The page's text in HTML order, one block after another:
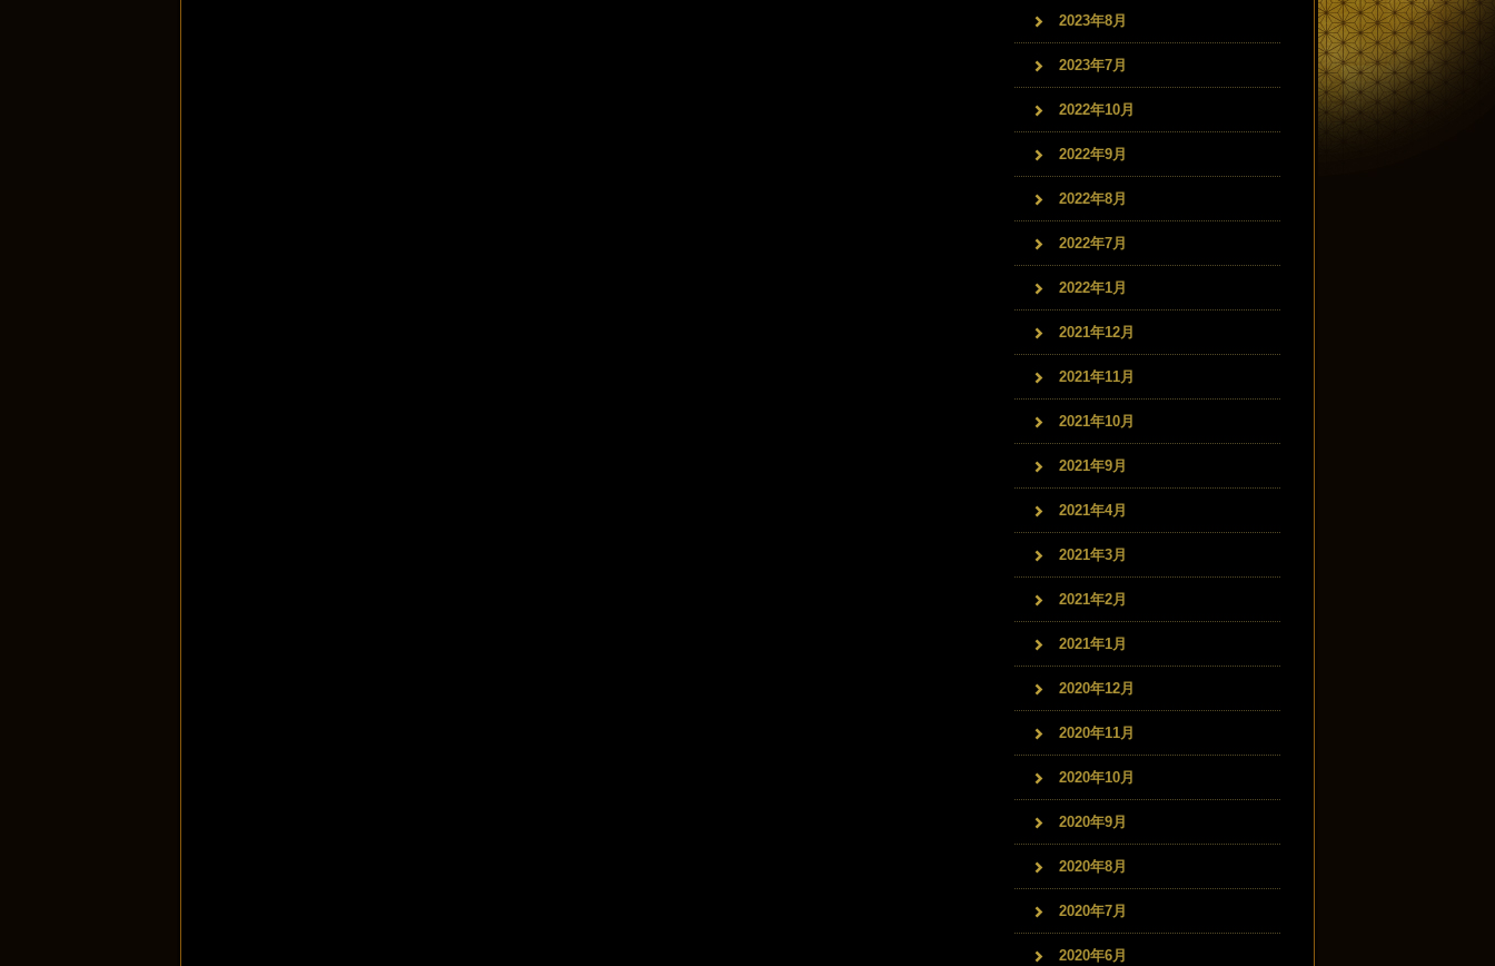
2023年8月
2023年7月
2022年10月
2022年9月
2022年8月
2022年7月
2022年1月
2021年12月
2021年11月
2021年10月
2021年9月
2021年4月
2021年3月
2021年2月
2021年1月
2020年12月
2020年11月
2020年10月
2020年9月
2020年8月
2020年7月
2020年6月